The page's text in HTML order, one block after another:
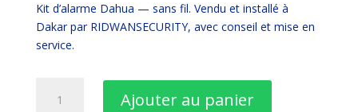
Kit d’alarme Dahua — sans fil. Vendu et installé à
Dakar par RIDWANSECURITY, avec conseil et mise en
service.
Ajouter au panier